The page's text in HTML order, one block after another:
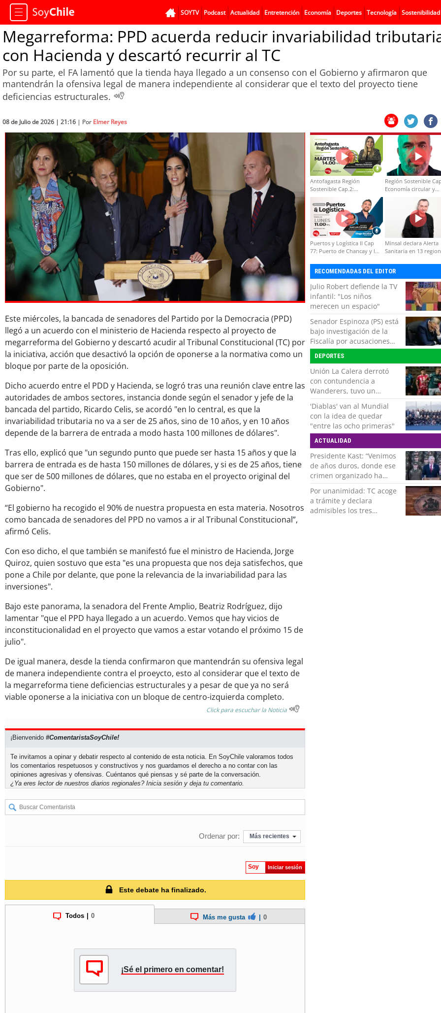
SOYTV Podcast Actualidad Entretención Economía Deportes Tecnología Sostenibilidad
Megarreforma: PPD acuerda reducir invariabilidad
con Hacienda y descartó recurrir al TC
Por su parte, el FA lamentó que la tienda haya llegado a un consenso con el Gobierno y afirmaron que
mantendrán la ofensiva legal de manera independiente al considerar que el texto del proyecto tiene
deficiencias estructurales.
08 de Julio de 2026 | 21:16 | Por Elmer Reyes
Este miércoles, la bancada de senadores del Partido por la Democracia (PPD)
llegó a un acuerdo con el ministerio de Hacienda respecto al proyecto de
megarreforma del Gobierno y descartó acudir al Tribunal Constitucional (TC) por
la iniciativa, acción que desactivó la opción de oponerse a la normativa como un
bloque por parte de la oposición.
Dicho acuerdo entre el PDD y Hacienda, se logró tras una reunión clave entre las
autoridades de ambos sectores, instancia donde según el senador y jefe de la
bancada del partido, Ricardo Celis, se acordó "en lo central, es que la
invariabilidad tributaria no va a ser de 25 años, sino de 10 años, y en 10 años
depende de la barrera de entrada a modo hasta 100 millones de dólares".
Tras ello, explicó que "un segundo punto que puede ser hasta 15 años y que la
barrera de entrada es de hasta 150 millones de dólares, y si es de 25 años, tiene
que ser de 500 millones de dólares, que no estaba en el proyecto original del
Gobierno".
“El gobierno ha recogido el 90% de nuestra propuesta en esta materia. Nosotros
como bancada de senadores del PPD no vamos a ir al Tribunal Constitucional”,
afirmó Celis.
Con eso dicho, el que también se manifestó fue el ministro de Hacienda, Jorge
Quiroz, quien sostuvo que esta "es una propuesta que nos deja satisfechos, que
pone a Chile por delante, que pone la relevancia de la invariabilidad para las
inversiones".
Bajo este panorama, la senadora del Frente Amplio, Beatriz Rodríguez, dijo
lamentar "que el PPD haya llegado a un acuerdo. Vemos que hay vicios de
inconstitucionalidad en el proyecto que vamos a estar votando el próximo 15 de
julio".
De igual manera, desde la tienda confirmaron que mantendrán su ofensiva legal
de manera independiente contra el proeycto, esto al considerar que el texto de
la megarreforma tiene deficiencias estructurales y a pesar de que ya no será
viable oponerse a la iniciativa con un bloque de centro-izquierda completo.
Click para escuchar la Noticia
¡Bienvenido #ComentaristaSoyChile!
Te invitamos a opinar y debatir respecto al contenido de esta noticia. En SoyChile valoramos todos
los comentarios respetuosos y constructivos y nos guardamos el derecho a no contar con las
opiniones agresivas y ofensivas. Cuéntanos qué piensas y sé parte de la conversación.
¿Ya eres lector de nuestros diarios regionales? Inicia sesión y deja tu comentario.
Ordenar por: Más recientes
Soy Iniciar sesión
Este debate ha finalizado.
Todos | 0 Más me gusta | 0
¡Sé el primero en comentar!
Antofagasta Región
Sostenible Cap.2:
Educación ambiental y
formación de capacidades
técnicas
Región Sostenible
Economía circular y
Puertos y Logística II Cap
77: Puerto de Chancay y la
Minsal declara Alerta
Sanitaria en 13
RECOMENDADAS DEL EDITOR
Julio Robert defiende la TV
infantil: "Los niños
merecen un espacio"
Senador Espinoza (PS) está
bajo investigación de la
Fiscalía por acusaciones
cruzadas de agresión con
su pareja
DEPORTES
Unión La Calera derrotó
con contundencia a
Wanderers, tuvo un
respiro y clasificó en Copa
Chile
'Diablas' van al Mundial
con la idea de quedar
"entre las ocho primeras"
ACTUALIDAD
Presidente Kast: “Venimos
de años duros, donde ese
crimen organizado ha
ocupado un lugar que no
le corresponde”
Por unanimidad: TC acoge
a trámite y declara
admisibles los tres